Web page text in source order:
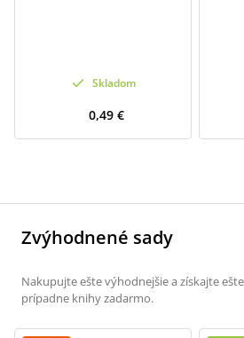
Skladom
0,49 €
Zvýhodnené sady
Nakupujte ešte výhodnejšie a získajte
prípadne knihy zadarmo.